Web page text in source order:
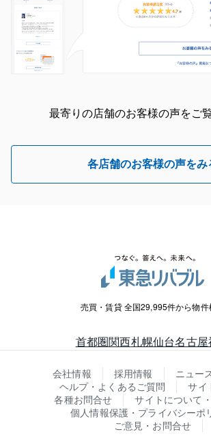
最寄りの店舗のお客様の声をご
各店舗のお客様の声をみ
売買・賃貸 全国29,995件から物件
首都圏関西札幌仙台名古屋
会社情報 採用情報
ニュー
ヘルプ・よくあるご質問
サイ
各種お問合せ
サイトについて
個人情報保護・プライバシーポ
ご意見・お問合せ